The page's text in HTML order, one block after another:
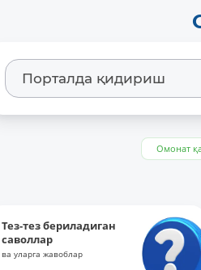
Омонат
Тез-тез бериладиган
саволлар
ва уларга жавоблар